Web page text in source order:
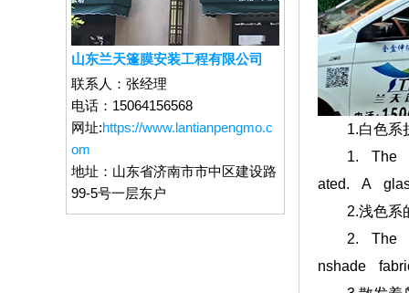
山东兰天篷膜安装工程有限公司
联系人： 张经理
电话： 15064156568
网址:https://www.lantianpengmo.c
om
地址： 山东省济南市市中区建设路
99-5号一层东户
1.白色系折
1. The
ated. A
2.浅色系的
2. The
nshade